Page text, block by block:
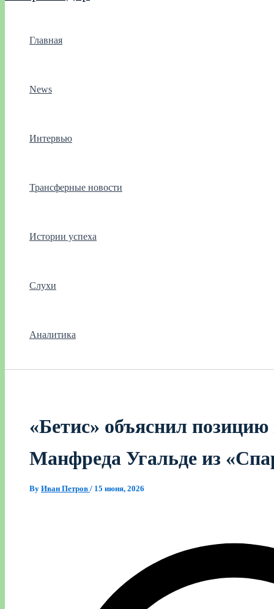
Главная
News
Интервью
Трансферные новости
Истории успеха
Слухи
Аналитика
«Бетис» объяснил
Манфреда Угальде из
By Иван Петров / 15 июня, 2026